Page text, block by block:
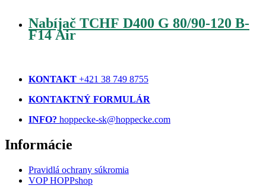
Nabíjač TCHF D400 G 80/90-120 B-
F14 Air
KONTAKT +421 38 749 8755
KONTAKTNÝ FORMULÁR
INFO? hoppecke-sk@hoppecke.com
Informácie
Pravidlá ochrany súkromia
VOP HOPPshop